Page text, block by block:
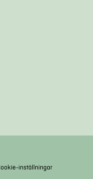
inställningar